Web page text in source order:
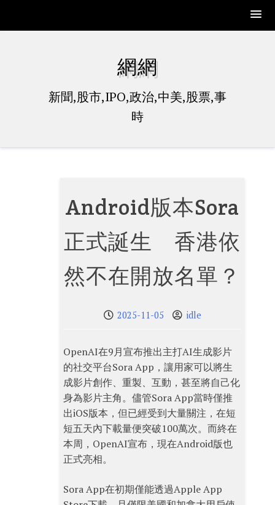
網網
新聞,股市,IPO,政治,中美,股票,事
時
Android版本Sora
正式誕生 香港依
然不在開放名單？
2025-11-05 idle
OpenAI在9月宣布推出主打AI生成影片
的社交平台Sora App，讓用家可以將生
成影片創作、重製、互動，甚至將自己化
身為影片主角。儘管Sora App當時僅推
出iOS版本，但已經受到大量關注，在短
短五天內下載量便突破100萬次。而終在
本周，OpenAI宣布，現在Android版也
正式亮相。
Sora App在初期僅能透過Apple App